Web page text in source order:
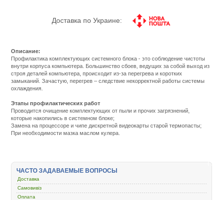
Доставка по Украине:
Описание:
Профилактика комплектующих системного блока - это соблюдение чистоты
внутри корпуса компьютера. Большинство сбоев, ведущих за собой выход из
строя деталей компьютера, происходит из-за перегрева и коротких
замыканий. Зачастую, перегрев – следствие некорректной работы системы
охлаждения.
Этапы профилактических работ
Проводится очищение комплектующих от пыли и прочих загрязнений,
которые накопились в системном блоке;
Замена на процессоре и чипе дискретной видеокарты старой термопасты;
При необходимости мазка маслом кулера.
service.com.uacatalog/5377-
nashi-
uslugi/5729-
remont-
kompyuterov/147959-.html
ЧАСТО ЗАДАВАЕМЫЕ ВОПРОСЫ
Доставка
Самовивіз
Оплата